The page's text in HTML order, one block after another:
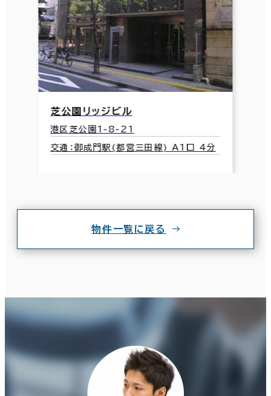
芝公園リッジビル
港区芝公園1-8-21
交通：御成門駅(都営三田線) A1口 4分
物件一覧に戻る